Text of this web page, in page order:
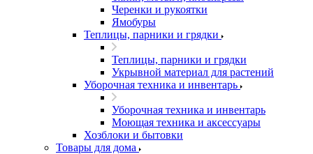
Черенки и рукоятки
Ямобуры
Теплицы, парники и грядки
Теплицы, парники и грядки
Укрывной материал для растений
Уборочная техника и инвентарь
Уборочная техника и инвентарь
Моющая техника и аксессуары
Хозблоки и бытовки
Товары для дома